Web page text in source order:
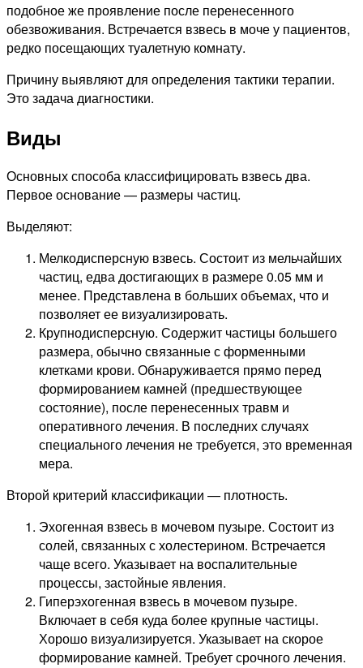
подобное же проявление после перенесенного
обезвоживания. Встречается взвесь в моче у пациентов,
редко посещающих туалетную комнату.
Причину выявляют для определения тактики терапии.
Это задача диагностики.
Виды
Основных способа классифицировать взвесь два.
Первое основание — размеры частиц.
Выделяют:
Мелкодисперсную взвесь. Состоит из мельчайших
частиц, едва достигающих в размере 0.05 мм и
менее. Представлена в больших объемах, что и
позволяет ее визуализировать.
Крупнодисперсную. Содержит частицы большего
размера, обычно связанные с форменными
клетками крови. Обнаруживается прямо перед
формированием камней (предшествующее
состояние), после перенесенных травм и
оперативного лечения. В последних случаях
специального лечения не требуется, это временная
мера.
Второй критерий классификации — плотность.
Эхогенная взвесь в мочевом пузыре. Состоит из
солей, связанных с холестерином. Встречается
чаще всего. Указывает на воспалительные
процессы, застойные явления.
Гиперэхогенная взвесь в мочевом пузыре.
Включает в себя куда более крупные частицы.
Хорошо визуализируется. Указывает на скорое
формирование камней. Требует срочного лечения.